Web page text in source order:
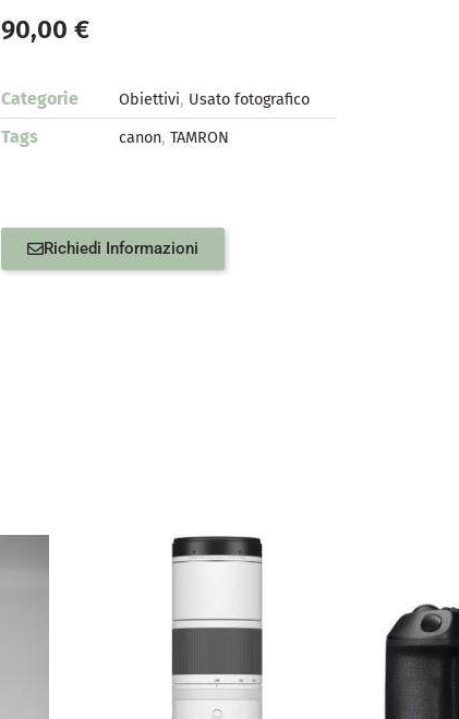
90,00 €
Categorie Obiettivi, Usato fotografico
Tags canon, TAMRON
Richiedi Informazioni